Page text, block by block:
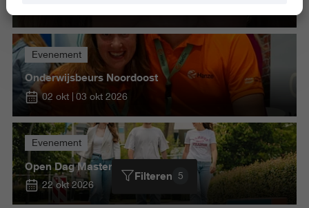
Evenement
Onderwijsbeurs Noordoost
02 okt 03 okt 2026
Evenement
Open Dag Masters
22 okt 2026
Filteren 5